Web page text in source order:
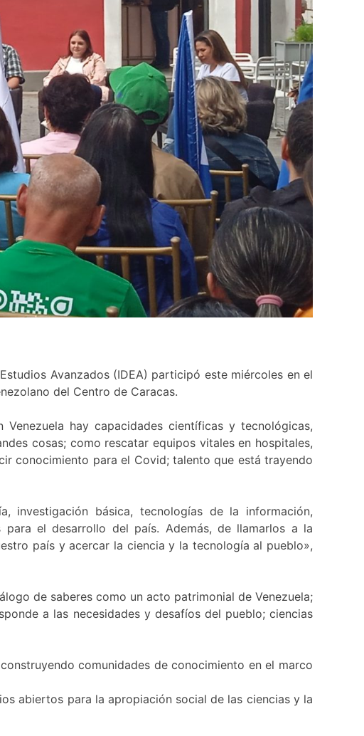
Avanzados (IDEA) participó este miércoles en el
del Centro de Caracas.
hay capacidades científicas y tecnológicas,
cosas; como rescatar equipos vitales en hospitales,
conocimiento para el Covid; talento que está trayendo
investigación básica, tecnologías de la información,
el desarrollo del país. Además, de llamarlos a la
país y acercar la ciencia y la tecnología al pueblo»,
de saberes como un acto patrimonial de Venezuela;
a las necesidades y desafíos del pueblo; ciencias
comunidades de conocimiento en el marco
abiertos para la apropiación social de las ciencias y la